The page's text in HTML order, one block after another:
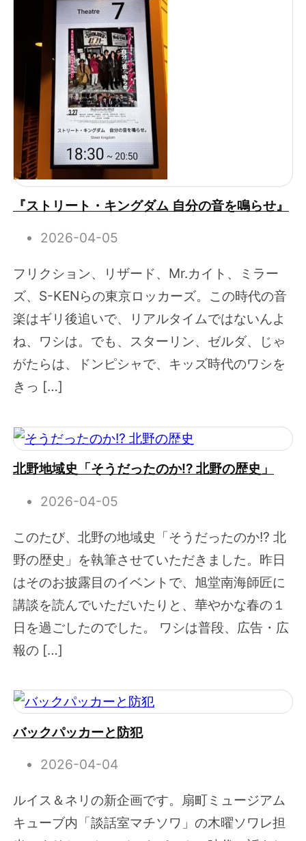
『ストリート・キングダム 自分の音を鳴らせ』
2026-04-05
フリクション、リザード、Mr.カイト、ミラー
ズ、S-KENらの東京ロッカーズ。この時代の音
楽はギリ後追いで、リアルタイムではないんよ
ね、ワシは。でも、スターリン、ゼルダ、じゃ
がたらは、ドンピシャで、キッズ時代のワシを
きっ […]
北野地域史「そうだったのか!? 北野の歴史」
2026-04-05
このたび、北野の地域史「そうだったのか!? 北
野の歴史」を執筆させていただきました。昨日
はそのお披露目のイベントで、旭堂南海師匠に
講談を読んでいただいたりと、華やかな春の１
日を過ごしたのでした。 ワシは普段、広告・広
報の […]
バックパッカーと防犯
2026-04-04
ルイス＆ネリの新企画です。扇町ミュージアム
キューブ内「談話室マチソワ」の木曜ソワレ担